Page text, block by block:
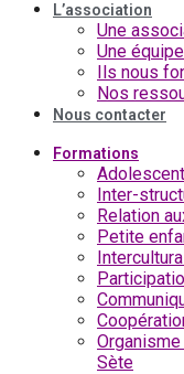
L’association
Une
Une
Ils nous
Nos
Nous contacter
Formations
Inter-
Relation
Petite
Sète